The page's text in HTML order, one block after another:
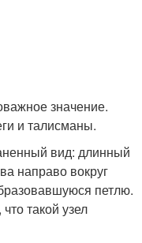
значение.
и талисманы.
вид: длинный
направо вокруг
петлю.
такой узел